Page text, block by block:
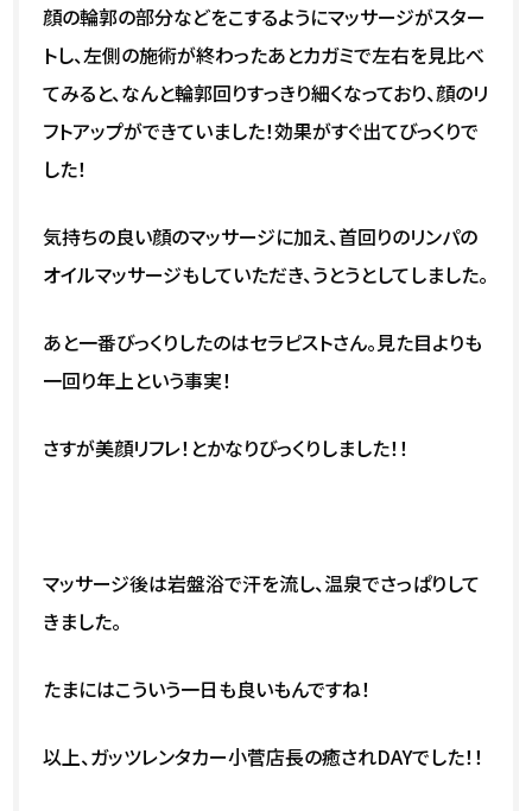
顔の輪郭の部分などをこするようにマッサージがスター
トし、左側の施術が終わったあとカガミで左右を見比べ
てみると、なんと輪郭回りすっきり細くなっており、顔のリ
フトアップができていました！効果がすぐ出てびっくりで
した！
気持ちの良い顔のマッサージに加え、首回りのリンパの
オイルマッサージもしていただき、うとうとしてしました。
あと一番びっくりしたのはセラピストさん。見た目よりも
一回り年上という事実！
さすが美顔リフレ！とかなりびっくりしました！！
マッサージ後は岩盤浴で汗を流し、温泉でさっぱりして
きました。
たまにはこういう一日も良いもんですね！
以上、ガッツレンタカー小菅店長の癒されDAYでした！！